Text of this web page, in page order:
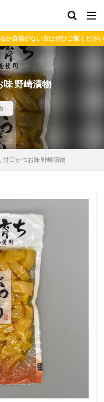
ぜひご覧ください。
味 野崎漬物
甘口かつお味 野崎漬物